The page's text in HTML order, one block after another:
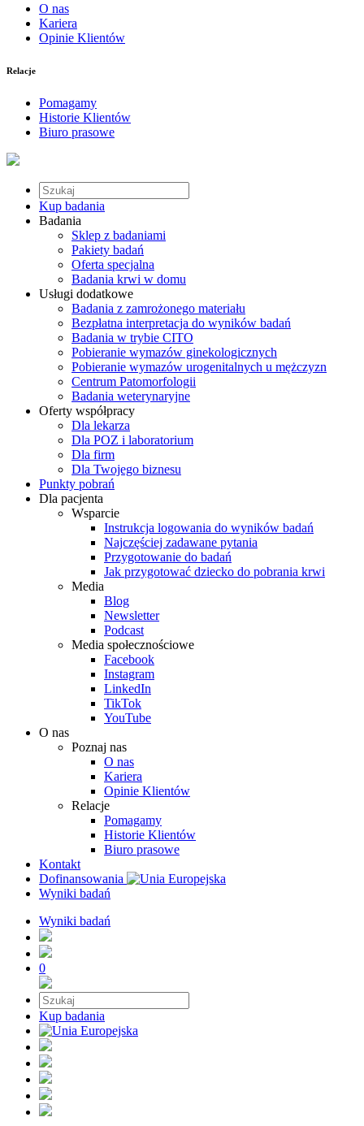
O nas
Kariera
Opinie Klientów
Relacje
Pomagamy
Historie Klientów
Biuro prasowe
Kup badania
Badania
Sklep z badaniami
Pakiety badań
Oferta specjalna
Badania krwi w domu
Usługi dodatkowe
Badania z zamrożonego materiału
Bezpłatna interpretacja do wyników badań
Badania w trybie CITO
Pobieranie wymazów ginekologicznych
Pobieranie wymazów urogenitalnych u mężczyzn
Centrum Patomorfologii
Badania weterynaryjne
Oferty współpracy
Dla lekarza
Dla POZ i laboratorium
Dla firm
Dla Twojego biznesu
Punkty pobrań
Dla pacjenta
Wsparcie
Instrukcja logowania do wyników badań
Najczęściej zadawane pytania
Przygotowanie do badań
Jak przygotować dziecko do pobrania krwi
Media
Blog
Newsletter
Podcast
Media społecznościowe
Facebook
Instagram
LinkedIn
TikTok
YouTube
O nas
Poznaj nas
O nas
Kariera
Opinie Klientów
Relacje
Pomagamy
Historie Klientów
Biuro prasowe
Kontakt
Dofinansowania
Wyniki badań
Wyniki badań
0
Kup badania